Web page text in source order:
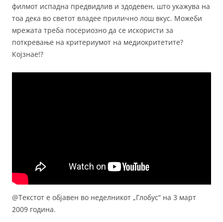
филмот испадна предвидлив и здодевен, што укажува на
тоа дека во светот владее прилично лош вкус. Можеби
мрежата треба посериозно да се искористи за
поткревање на критериумот на медиокритетите?
Којзнае!?
@Текстот е објавен во неделникот „Глобус“ на 3 март
2009 година.